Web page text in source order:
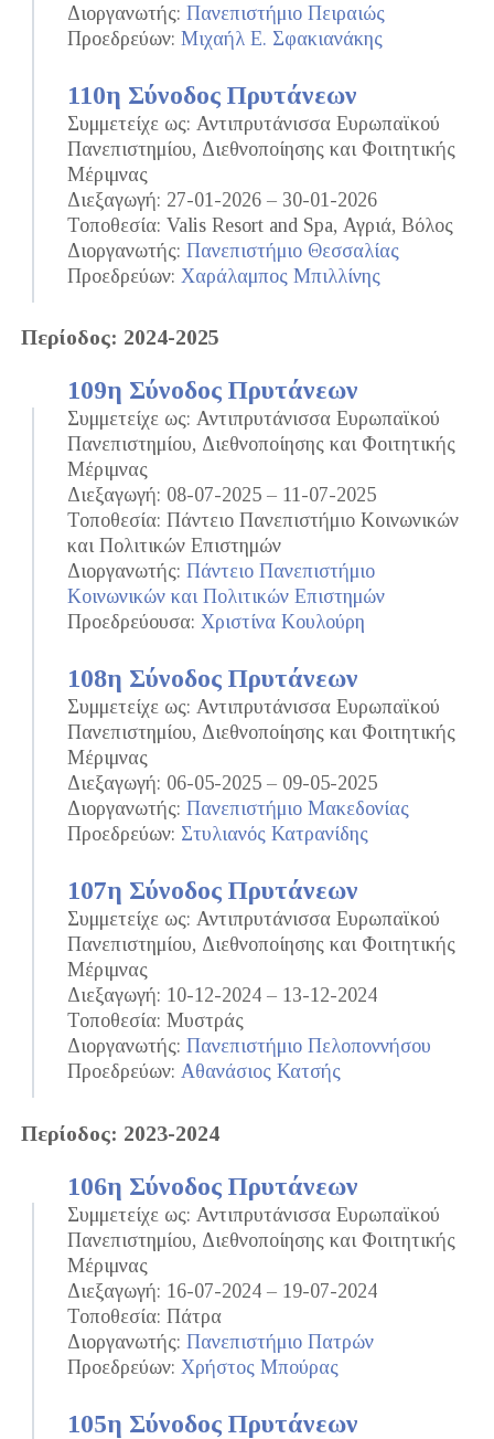
Διοργανωτής: Πανεπιστήμιο Πειραιώς
Προεδρεύων: Μιχαήλ Ε. Σφακιανάκης
110η Σύνοδος Πρυτάνεων
Συμμετείχε ως: Αντιπρυτάνισσα Ευρωπαϊκού
Πανεπιστημίου, Διεθνοποίησης και Φοιτητικής
Μέριμνας
Διεξαγωγή: 27-01-2026 – 30-01-2026
Τοποθεσία: Valis Resort and Spa, Αγριά, Βόλος
Διοργανωτής: Πανεπιστήμιο Θεσσαλίας
Προεδρεύων: Χαράλαμπος Μπιλλίνης
Περίοδος: 2024-2025
109η Σύνοδος Πρυτάνεων
Συμμετείχε ως: Αντιπρυτάνισσα Ευρωπαϊκού
Πανεπιστημίου, Διεθνοποίησης και Φοιτητικής
Μέριμνας
Διεξαγωγή: 08-07-2025 – 11-07-2025
Τοποθεσία: Πάντειο Πανεπιστήμιο Κοινωνικών
και Πολιτικών Επιστημών
Διοργανωτής: Πάντειο Πανεπιστήμιο
Κοινωνικών και Πολιτικών Επιστημών
Προεδρεύουσα: Χριστίνα Κουλούρη
108η Σύνοδος Πρυτάνεων
Συμμετείχε ως: Αντιπρυτάνισσα Ευρωπαϊκού
Πανεπιστημίου, Διεθνοποίησης και Φοιτητικής
Μέριμνας
Διεξαγωγή: 06-05-2025 – 09-05-2025
Διοργανωτής: Πανεπιστήμιο Μακεδονίας
Προεδρεύων: Στυλιανός Κατρανίδης
107η Σύνοδος Πρυτάνεων
Συμμετείχε ως: Αντιπρυτάνισσα Ευρωπαϊκού
Πανεπιστημίου, Διεθνοποίησης και Φοιτητικής
Μέριμνας
Διεξαγωγή: 10-12-2024 – 13-12-2024
Τοποθεσία: Μυστράς
Διοργανωτής: Πανεπιστήμιο Πελοποννήσου
Προεδρεύων: Αθανάσιος Κατσής
Περίοδος: 2023-2024
106η Σύνοδος Πρυτάνεων
Συμμετείχε ως: Αντιπρυτάνισσα Ευρωπαϊκού
Πανεπιστημίου, Διεθνοποίησης και Φοιτητικής
Μέριμνας
Διεξαγωγή: 16-07-2024 – 19-07-2024
Τοποθεσία: Πάτρα
Διοργανωτής: Πανεπιστήμιο Πατρών
Προεδρεύων: Χρήστος Μπούρας
105η Σύνοδος Πρυτάνεων